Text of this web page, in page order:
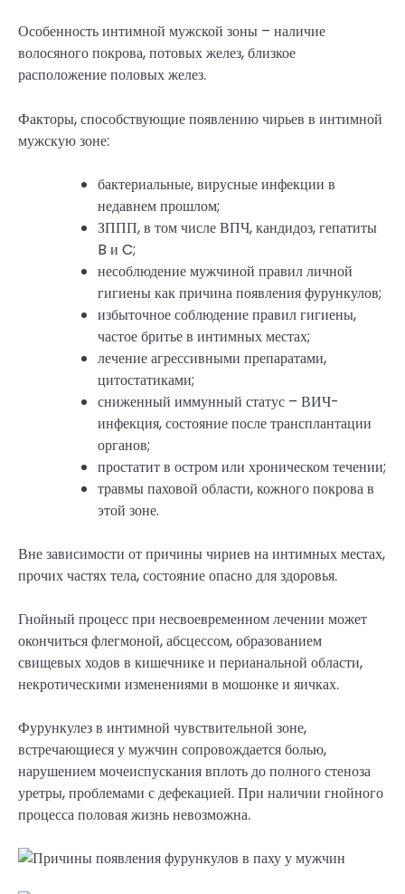
Особенность интимной мужской зоны – наличие
волосяного покрова, потовых желез, близкое
расположение половых желез.
Факторы, способствующие появлению чирьев в интимной
мужскую зоне:
бактериальные, вирусные инфекции в
недавнем прошлом;
ЗППП, в том числе ВПЧ, кандидоз, гепатиты
B и C;
несоблюдение мужчиной правил личной
гигиены как причина появления фурункулов;
избыточное соблюдение правил гигиены,
частое бритье в интимных местах;
лечение агрессивными препаратами,
цитостатиками;
сниженный иммунный статус – ВИЧ-
инфекция, состояние после трансплантации
органов;
простатит в остром или хроническом течении;
травмы паховой области, кожного покрова в
этой зоне.
Вне зависимости от причины чириев на интимных местах,
прочих частях тела, состояние опасно для здоровья.
Гнойный процесс при несвоевременном лечении может
окончиться флегмоной, абсцессом, образованием
свищевых ходов в кишечнике и перианальной области,
некротическими изменениями в мошонке и яичках.
Фурункулез в интимной чувствительной зоне,
встречающиеся у мужчин сопровождается болью,
нарушением мочеиспускания вплоть до полного стеноза
уретры, проблемами с дефекацией. При наличии гнойного
процесса половая жизнь невозможна.